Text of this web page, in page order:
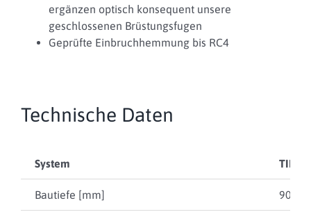
ergänzen optisch konsequent unsere
geschlossenen Brüstungsfugen
Geprüfte Einbruchhemmung bis RC4
Technische Daten
System TIMM
Bautiefe [mm] 90